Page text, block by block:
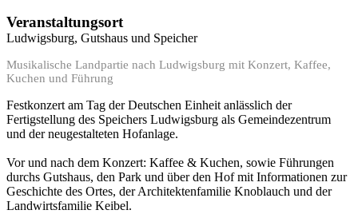
Veranstaltungsort
Ludwigsburg, Gutshaus und Speicher
Musikalische Landpartie nach Ludwigsburg mit Konzert, Kaffee,
Kuchen und Führung
Festkonzert am Tag der Deutschen Einheit anlässlich der
Fertigstellung des Speichers Ludwigsburg als Gemeindezentrum
und der neugestalteten Hofanlage.
Vor und nach dem Konzert: Kaffee & Kuchen, sowie Führungen
durchs Gutshaus, den Park und über den Hof mit Informationen zur
Geschichte des Ortes, der Architektenfamilie Knoblauch und der
Landwirtsfamilie Keibel.